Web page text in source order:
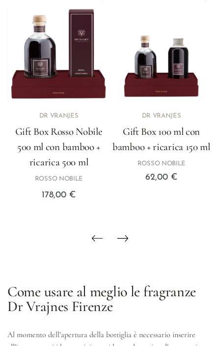
DR VRANJES
Gift Box Rosso Nobile
500 ml con bamboo +
ricarica 500 ml
ROSSO NOBILE
178,00 €
DR VRANJES
Gift Box 100 ml con
bamboo + ricarica 150 ml
ROSSO NOBILE
62,00 €
Come usare al meglio le fragranze
Dr Vrajnes Firenze
Al momento dell’apertura della bottiglia è necessario inserire